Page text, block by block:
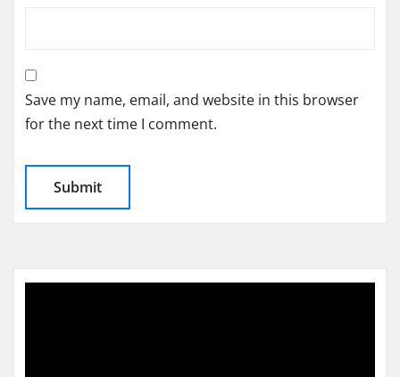
Save my name, email, and website in this browser
for the next time I comment.